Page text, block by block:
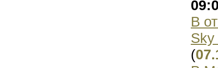
В
Sky
(